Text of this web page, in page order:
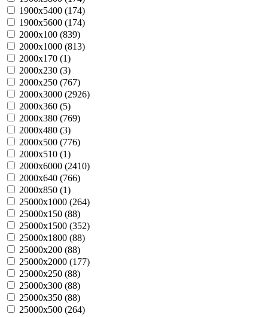
1900х5400 (174)
1900х5600 (174)
2000х100 (839)
2000х1000 (813)
2000х170 (1)
2000х230 (3)
2000х250 (767)
2000х3000 (2926)
2000х360 (5)
2000х380 (769)
2000х480 (3)
2000х500 (776)
2000х510 (1)
2000х6000 (2410)
2000х640 (766)
2000х850 (1)
25000х1000 (264)
25000х150 (88)
25000х1500 (352)
25000х1800 (88)
25000х200 (88)
25000х2000 (177)
25000х250 (88)
25000х300 (88)
25000х350 (88)
25000х500 (264)